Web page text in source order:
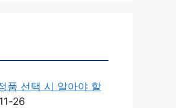
품 선택 시 알아야 할
26